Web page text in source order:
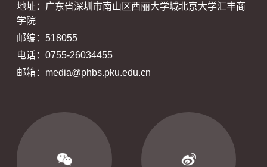
地址：广东省深圳市南山区西丽大学城北京大学汇丰商
学院
邮编：518055
电话：0755-26034455
邮箱：media@phbs.pku.edu.cn